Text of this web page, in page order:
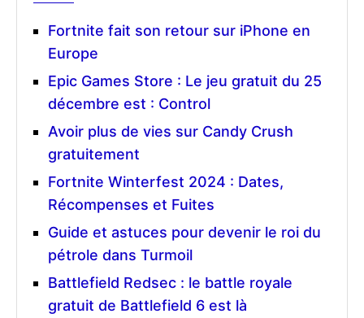
Fortnite fait son retour sur iPhone en
Europe
Epic Games Store : Le jeu gratuit du 25
décembre est : Control
Avoir plus de vies sur Candy Crush
gratuitement
Fortnite Winterfest 2024 : Dates,
Récompenses et Fuites
Guide et astuces pour devenir le roi du
pétrole dans Turmoil
Battlefield Redsec : le battle royale
gratuit de Battlefield 6 est là